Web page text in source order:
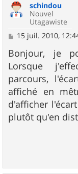
schindou
Nouvel
Utagawiste
M
s
s
a
g
e
15 juil. 2010,
Bonjour, je
Lorsque
parcours,
affiché en
d'afficher
plutôt qu'en